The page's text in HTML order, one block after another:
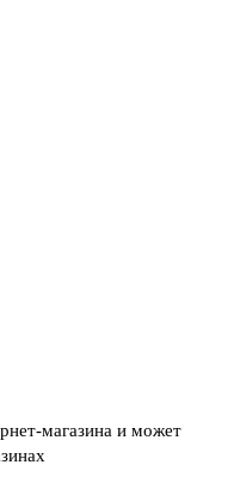
магазина и может